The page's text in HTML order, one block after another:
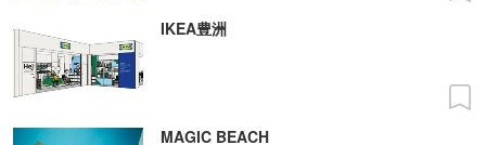
IKEA豊洲
MAGIC BEACH